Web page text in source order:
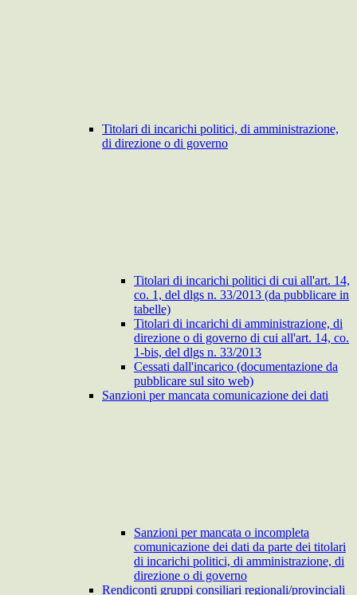
Titolari di incarichi politici, di amministrazione,
di direzione o di governo
Titolari di incarichi politici di cui all'art. 14,
co. 1, del dlgs n. 33/2013 (da pubblicare in
tabelle)
Titolari di incarichi di amministrazione, di
direzione o di governo di cui all'art. 14, co.
1-bis, del dlgs n. 33/2013
Cessati dall'incarico (documentazione da
pubblicare sul sito web)
Sanzioni per mancata comunicazione dei dati
Sanzioni per mancata o incompleta
comunicazione dei dati da parte dei titolari
di incarichi politici, di amministrazione, di
direzione o di governo
Rendiconti gruppi consiliari regionali/provinciali